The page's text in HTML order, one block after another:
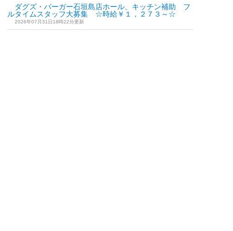
ダグズ・バーガー石垣島店ホール、キッチン補助 フ
ルタイムスタッフ大募集 ☆時給￥１，２７３～☆
2026年07月31日18時22分更新